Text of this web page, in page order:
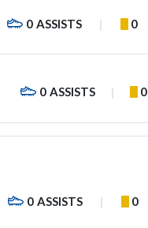
0 ASSISTS 0
0 ASSISTS 0
0 ASSISTS 0